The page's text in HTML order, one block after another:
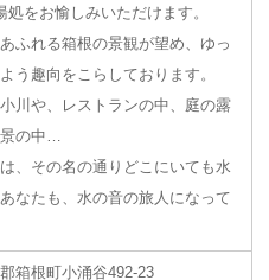
処をお愉しみいただけます。
ふれる箱根の景観が望め、ゆっ
う趣向をこらしております。
川や、レストランの中、庭の露
の中…
、その名の通りどこにいても水
なたも、水の音の旅人になって
箱根町小涌谷492-23